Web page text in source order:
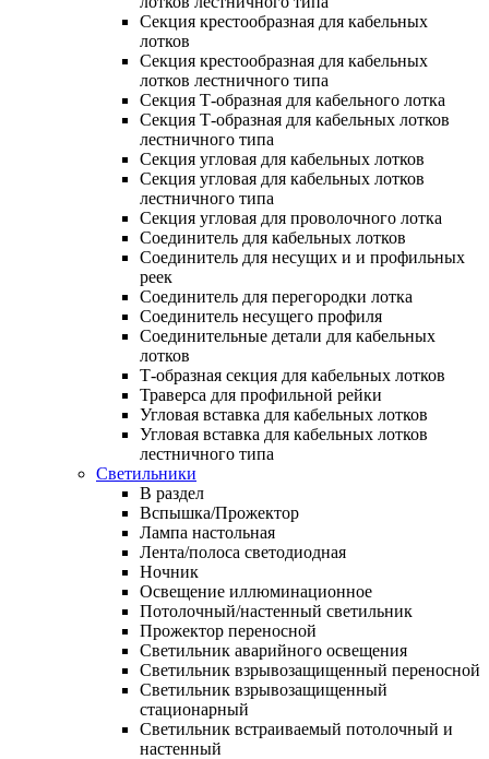
Секция крестообразная для кабельных
лотков
Секция крестообразная для кабельных
лотков лестничного типа
Секция Т-образная для кабельного лотка
Секция Т-образная для кабельных лотков
лестничного типа
Секция угловая для кабельных лотков
Секция угловая для кабельных лотков
лестничного типа
Секция угловая для проволочного лотка
Соединитель для кабельных лотков
Соединитель для несущих и и профильных
реек
Соединитель для перегородки лотка
Соединитель несущего профиля
Соединительные детали для кабельных
лотков
Т-образная секция для кабельных лотков
Траверса для профильной рейки
Угловая вставка для кабельных лотков
Угловая вставка для кабельных лотков
лестничного типа
Светильники
В раздел
Вспышка/Прожектор
Лампа настольная
Лента/полоса светодиодная
Ночник
Освещение иллюминационное
Потолочный/настенный светильник
Прожектор переносной
Светильник аварийного освещения
Светильник взрывозащищенный переносной
Светильник взрывозащищенный
стационарный
Светильник встраиваемый потолочный и
настенный